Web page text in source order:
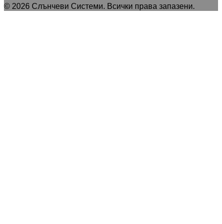
© 2026 Слънчеви Системи. Всички права запазени.